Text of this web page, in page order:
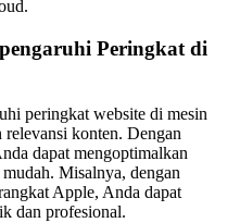
Peringkat di
peringkat website di mesin
relevansi konten. Dengan
dapat mengoptimalkan
Misalnya, dengan
Apple, Anda dapat
dan profesional.